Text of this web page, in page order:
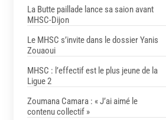
La Butte paillade lance sa saion avant
MHSC-Dijon
Le MHSC s’invite dans le dossier Yanis
Zouaoui
MHSC : l’effectif est le plus jeune de la
Ligue 2
Zoumana Camara : « J’ai aimé le
contenu collectif »